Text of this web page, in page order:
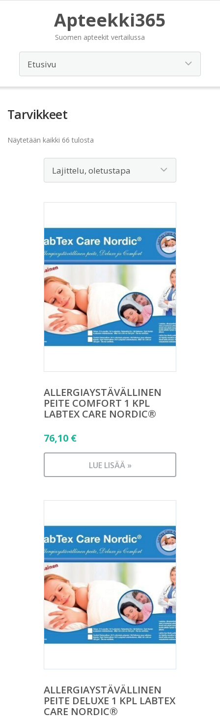
Apteekki365
Suomen apteekit vertailussa
Tarvikkeet
Näytetään kaikki 66 tulosta
ALLERGIAYSTÄVÄLLINEN
PEITE COMFORT 1 KPL
LABTEX CARE NORDIC®
76,10 €
LUE LISÄÄ »
ALLERGIAYSTÄVÄLLINEN
PEITE DELUXE 1 KPL LABTEX
CARE NORDIC®